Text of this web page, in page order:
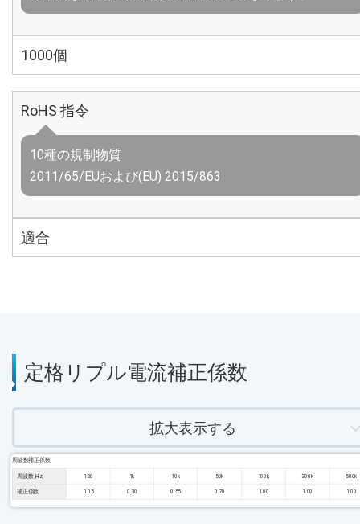
1000個
RoHS 指令
10種の規制物質
2011/65/EUおよび(EU) 2015/863
適合
定格リプル電流補正係数
拡大表示する
周波数補正係数
周波数 [Hz] 120 1k 10k 50k 100k 300k 500k
補正係数 0.05 0.30 0.55 0.70 1.00 1.00 1.00